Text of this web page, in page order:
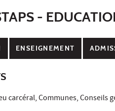
-
ENSEIGNEMENT
carcéral, Communes, Conseils